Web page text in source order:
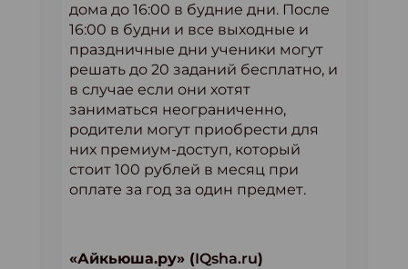
дома до 16:00 в будние дни. После
16:00 в будни и все выходные и
праздничные дни ученики могут
решать до 20 заданий бесплатно, и
в случае если они хотят
заниматься неограниченно,
родители могут приобрести для
них премиум-доступ, который
стоит 100 рублей в месяц при
оплате за год за один предмет.
«Айкьюша.ру» (IQsha.ru)